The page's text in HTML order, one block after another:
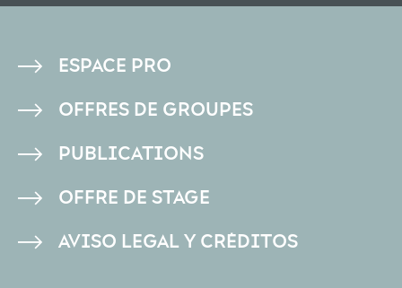
PIED
DE
ESPACE PRO
OFFRES DE GROUPES
PUBLICATIONS
OFFRE DE STAGE
AVISO LEGAL Y CRÉDITOS